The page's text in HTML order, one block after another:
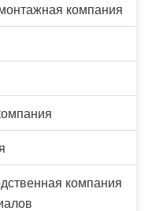
компания
компания